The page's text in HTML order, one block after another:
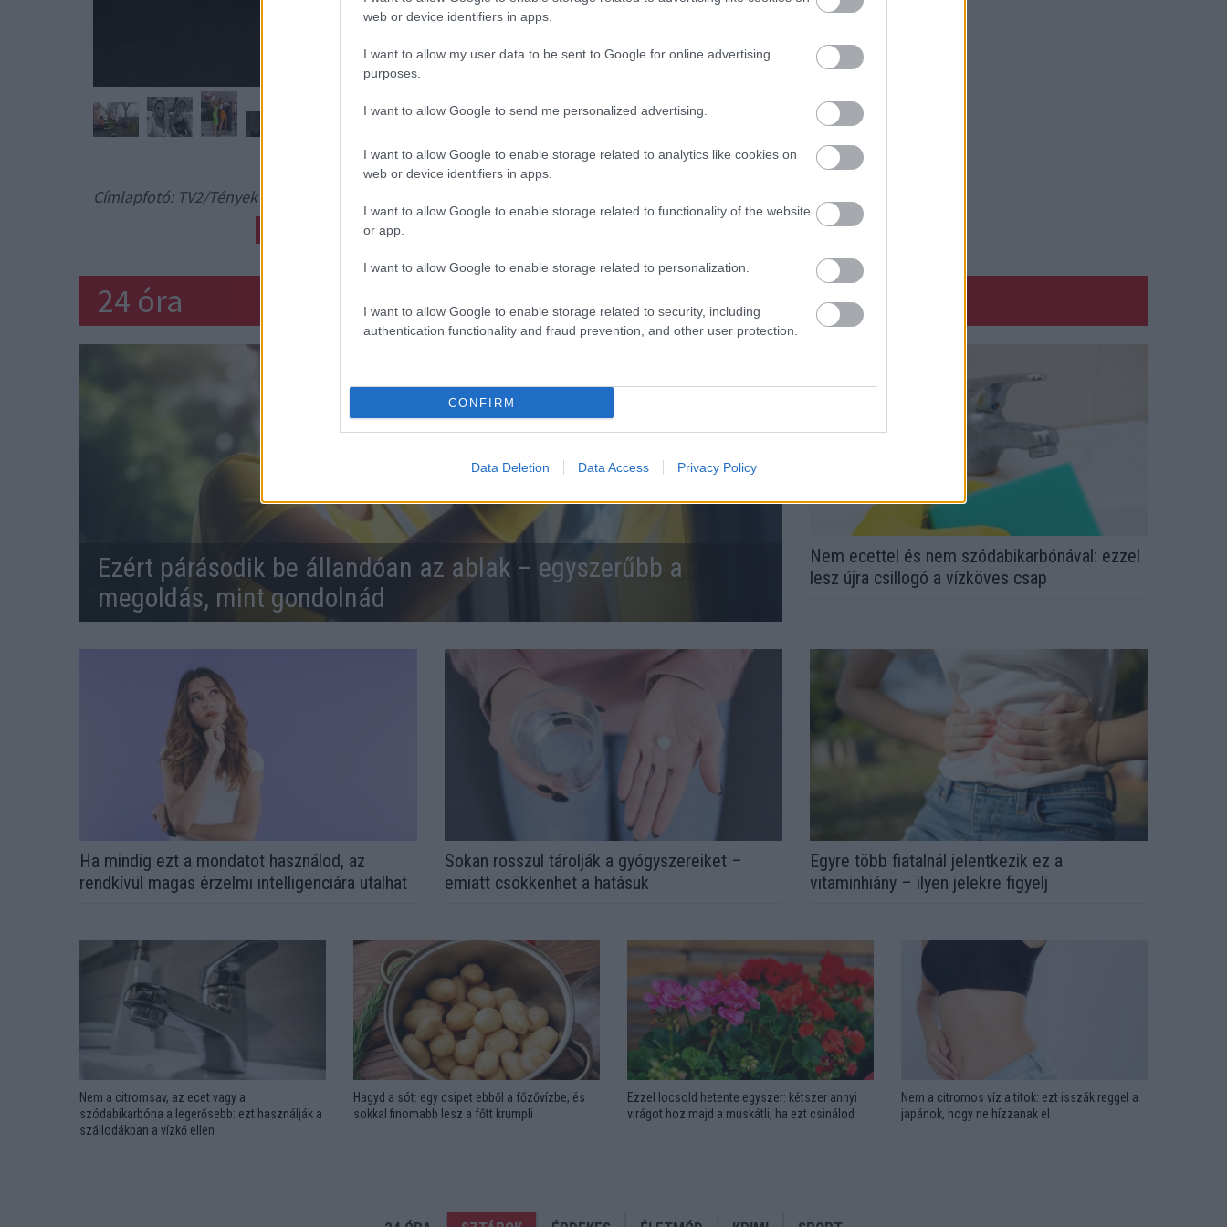
web or device identifiers in apps.
I want to allow my user data to be sent to Google for online advertising
purposes.
I want to allow Google to send me personalized advertising.
I want to allow Google to enable storage related to analytics like cookies on
web or device identifiers in apps.
I want to allow Google to enable storage related to functionality of the website
or app.
I want to allow Google to enable storage related to personalization.
I want to allow Google to enable storage related to security, including
authentication functionality and fraud prevention, and other user protection.
CONFIRM
Data Deletion Data Access Privacy Policy
Címlapfotó: TV2/Tények
MONEY OR LOVE
24 óra
Ezért párásodik be állandóan az ablak – egyszerűbb a
megoldás, mint gondolnád
Nem ecettel és nem szódabikarbónával: ezzel
lesz újra csillogó a vízköves csap
Ha mindig ezt a mondatot használod, az
rendkívül magas érzelmi intelligenciára utalhat
Sokan rosszul tárolják a gyógyszereiket –
emiatt csökkenhet a hatásuk
Egyre több fiatalnál jelentkezik ez a
vitaminhiány – ilyen jelekre figyelj
Nem a citromsav, az ecet vagy a
szódabikarbóna a legerősebb: ezt használják a
szállodákban a vízkő ellen
Hagyd a sót: egy csipet ebből a főzővízbe, és
sokkal finomabb lesz a főtt krumpli
Ezzel locsold hetente egyszer: kétszer annyi
virágot hoz majd a muskátli, ha ezt csinálod
Nem a citromos víz a titok: ezt isszák reggel a
japánok, hogy ne hízzanak el